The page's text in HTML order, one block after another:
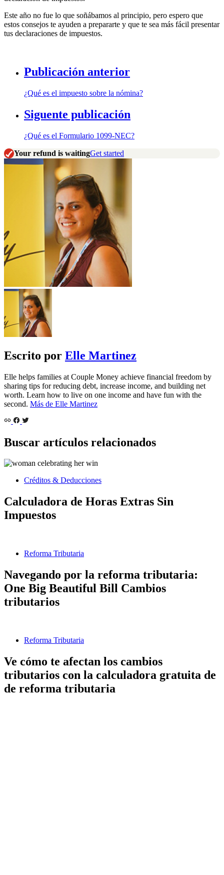
Este año no fue lo que soñábamos al principio, pero espero que
estos consejos te ayuden a prepararte y que te sea más fácil presentar
tus declaraciones de impuestos.
Publicación anterior
¿Qué es el impuesto sobre la nómina?
Siguente publicación
¿Qué es el Formulario 1099-NEC?
Your refund is waitingGet started
Escrito por Elle Martinez
Elle helps families at Couple Money achieve financial freedom by
sharing tips for reducing debt, increase income, and building net
worth. Learn how to live on one income and have fun with the
second. Más de Elle Martinez
Buscar artículos relacionados
Créditos & Deducciones
Calculadora de Horas Extras Sin
Impuestos
Reforma Tributaria
Navegando por la reforma tributaria:
One Big Beautiful Bill Cambios
tributarios
Reforma Tributaria
Ve cómo te afectan los cambios
tributarios con la calculadora gratuita de
de reforma tributaria